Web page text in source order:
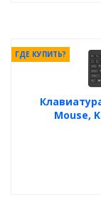
Mouse,
ГДЕ КУПИТЬ?